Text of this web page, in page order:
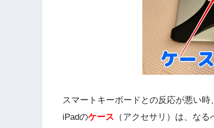
スマートキーボードとの反応が悪い時、
iPadのケース （アクセサリ）は、な